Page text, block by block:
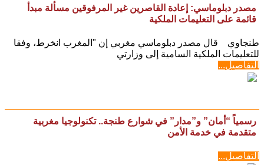
قائمة على التعليمات الملكية
طنجاوي قال مصدر دبلوماسي مغربي إن "المغرب انخرط، وفقا
للتعليمات الملكية السامية إلى وزارتي
متقدمة في خدمة الأمن